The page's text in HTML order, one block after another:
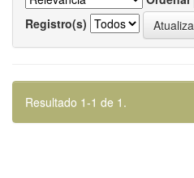
Registro(s)
Resultado 1-1 de 1.